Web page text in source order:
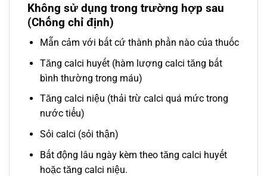
Không sử dụng trong trường hợp sau
(Chống chỉ định)
Mẫn cảm với bất cứ thành phần nào của thuốc
Tăng calci huyết (hàm lượng calci tăng bất
bình thường trong máu)
Tăng calci niệu (thải trừ calci quá mức trong
nước tiểu)
Sỏi calci (sỏi thận)
Bất động lâu ngày kèm theo tăng calci huyết
hoặc tăng calci niệu.